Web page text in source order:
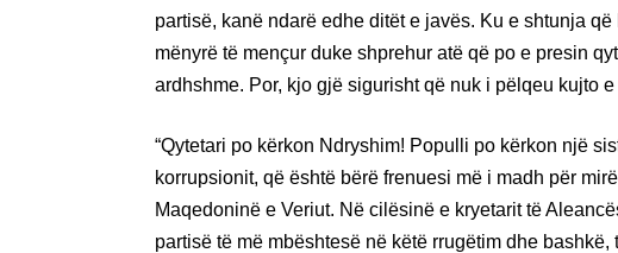
partisë, kanë ndarë edhe ditët e javës. Ku e shtunja
mënyrë të mençur duke shprehur atë që po e presin
ardhshme. Por, kjo gjë sigurisht që nuk i pëlqeu kujto
“Qytetari po kërkon Ndryshim! Populli po kërkon një
korrupsionit, që është bërë frenuesi më i madh për
Maqedoninë e Veriut. Në cilësinë e kryetarit të
partisë të më mbështesë në këtë rrugëtim dhe